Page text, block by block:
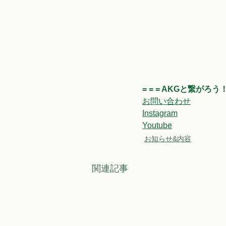
= = = AKGと繋がろう
お問い合わせ
Instagram
Youtube
お知らせ&内容
関連記事